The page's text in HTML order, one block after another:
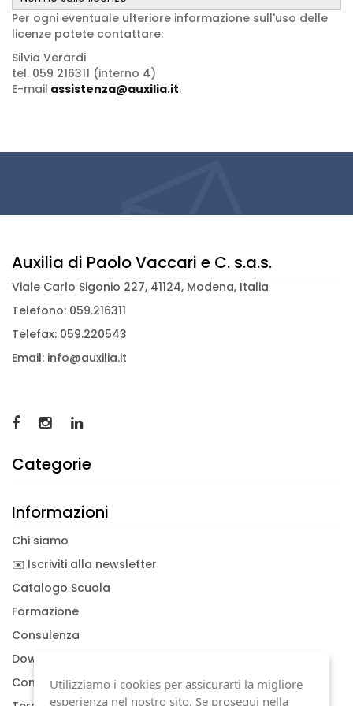
Per ogni eventuale ulteriore informazione sull'uso delle
licenze potete contattare:
Silvia Verardi
tel. 059 216311 (interno 4)
E-mail assistenza@auxilia.it.
Auxilia di Paolo Vaccari e C. s.a.s.
Viale Carlo Sigonio 227, 41124, Modena, Italia
Telefono: 059.216311
Telefax: 059.220543
Email: info@auxilia.it
Categorie
Informazioni
Chi siamo
✉️ Iscriviti alla newsletter
Catalogo Scuola
Formazione
Consulenza
Download documenti
Condizioni generali
Utilizziamo i cookies per assicurarti la migliore
esperienza nel nostro sito. Se prosegui nella